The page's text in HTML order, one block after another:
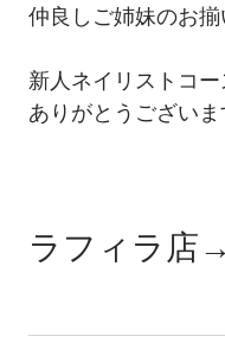
仲良しご姉妹のお
新人ネイリストコ
ありがとうござい
ラフィラ店